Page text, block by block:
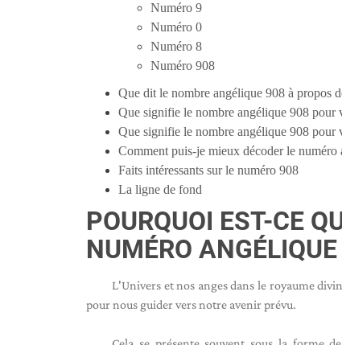
Numéro 9
Numéro 0
Numéro 8
Numéro 908
Que dit le nombre angélique 908 à propos
Que signifie le nombre angélique 908 pour
Que signifie le nombre angélique 908 pour
Comment puis-je mieux décoder le numéro
Faits intéressants sur le numéro 908
La ligne de fond
POURQUOI EST-CE
NUMÉRO
L'Univers et nos anges dans le royaume
pour nous guider vers notre avenir prévu.